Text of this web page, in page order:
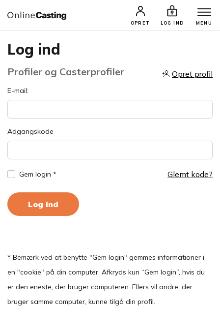
OPRET LOG IND MENU
Log ind
Profiler og Casterprofiler Opret profil
E-mail:
Adgangskode
Gem login * Glemt kode?
Log ind
* Bemærk ved at benytte "Gem login" gemmes informationer i
en "cookie" på din computer. Afkryds kun “Gem login”, hvis du
er den eneste, der bruger computeren. Ellers vil andre, der
bruger samme computer, kunne tilgå din profil.